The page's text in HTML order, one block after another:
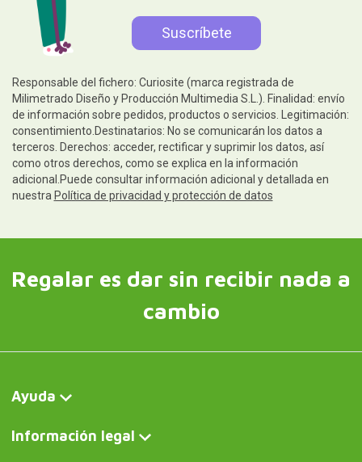
Responsable del fichero: Curiosite (marca registrada de
Milimetrado Diseño y Producción Multimedia S.L.). Finalidad: envío
de información sobre pedidos, productos o servicios. Legitimación:
consentimiento.Destinatarios: No se comunicarán los datos a
terceros. Derechos: acceder, rectificar y suprimir los datos, así
como otros derechos, como se explica en la información
adicional.Puede consultar información adicional y detallada en
nuestra Política de privacidad y protección de datos
Regalar es dar sin recibir nada a
cambio
Ayuda
Información legal